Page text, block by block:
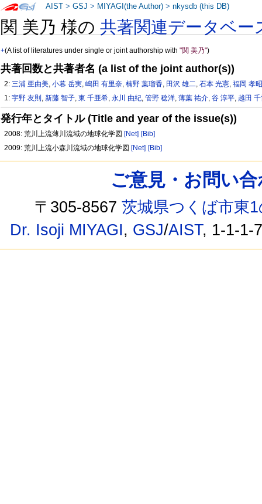
関 美乃 様の共著関連データベー
+(A list of literatures under single or joint authorship with"関 美乃")
共著回数と共著者名 (a list of the joint author(s))
2:三浦 亜由美,小暮 岳実,嶋田 有里奈,楠野 葉瑠香, 田沢 雄二,石本 光憲,福岡 孝
1:宇野 友則 ,新藤 智子,東 千亜希,永川 由紀,管野 稔洋,薄葉 祐介,谷 淳平, 越田
発行年とタイトル (Title and year of the issue(s))
2008: 荒川上流薄川流域の地球化学図 [Net] [Bib]
2009: 荒川上流小森川流域の地球化学図 [Net] [Bib]
AIST >GSJ > MIYAGI(the Author) >nkysdb (this DB)
ご意見・お問い
〒305-8567茨城県つくば市東
Dr. Isoji MIYAGI, GSJ/AIST, 1-1-1-